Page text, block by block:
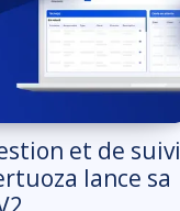
et de suivi
lance sa